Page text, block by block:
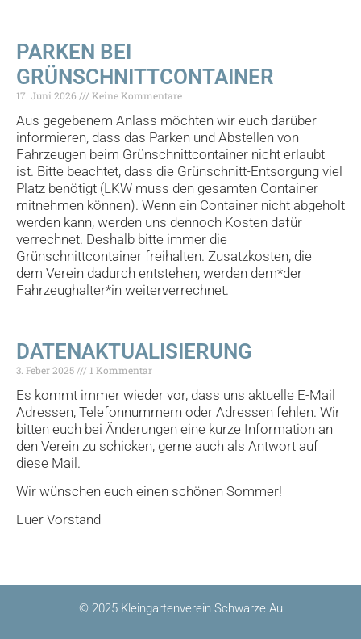
PARKEN BEI
GRÜNSCHNITTCONTAINER
17. Juni 2026 Keine Kommentare
Aus gegebenem Anlass möchten wir euch darüber
informieren, dass das Parken und Abstellen von
Fahrzeugen beim Grünschnittcontainer nicht erlaubt
ist. Bitte beachtet, dass die Grünschnitt-Entsorgung viel
Platz benötigt (LKW muss den gesamten Container
mitnehmen können). Wenn ein Container nicht abgeholt
werden kann, werden uns dennoch Kosten dafür
verrechnet. Deshalb bitte immer die
Grünschnittcontainer freihalten. Zusatzkosten, die
dem Verein dadurch entstehen, werden dem*der
Fahrzeughalter*in weiterverrechnet.
DATENAKTUALISIERUNG
3. Feber 2025 1 Kommentar
Es kommt immer wieder vor, dass uns aktuelle E-Mail
Adressen, Telefonnummern oder Adressen fehlen. Wir
bitten euch bei Änderungen eine kurze Information an
den Verein zu schicken, gerne auch als Antwort auf
diese Mail.
Wir wünschen euch einen schönen Sommer!
Euer Vorstand
© 2025 Kleingartenverein Schwarze Au